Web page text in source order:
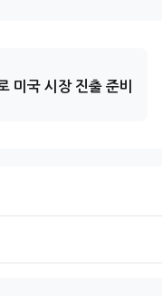
미국 시장 진출 준비